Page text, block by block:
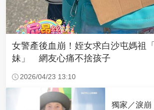
女警產後血崩！姪女求白沙屯媽祖
妹」 網友心痛不捨孩子
2026/04/23 13:10
獨家／淚崩